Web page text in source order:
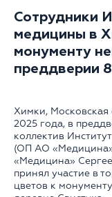
Сотрудники
медицины в
монументу
преддверии
Химки, Московская
2025 года, в
коллектив
(ОП АО
«Медицина»
принял участие в
цветов к